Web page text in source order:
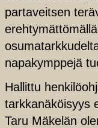
partaveitsen
napakymppejä
Hallittu
tarkkanäköisyys
Taru Mäkelän